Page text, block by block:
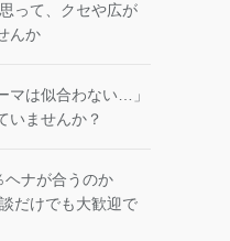
って、クセや広が
んか
マは似合わない…」
いませんか？
ヘナが合うのか
だけでも大歓迎で